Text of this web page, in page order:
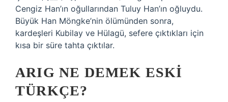
Cengiz Han’ın oğullarından Tuluy Han’ın oğluydu.
Büyük Han Möngke’nin ölümünden sonra,
kardeşleri Kubilay ve Hülagü, sefere çıktıkları için
kısa bir süre tahta çıktılar.
ARIG NE DEMEK ESKI
TÜRKÇE?